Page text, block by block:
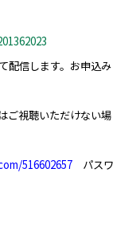
配信します。お申込み
ご視聴いただけない場
516602657パスワ